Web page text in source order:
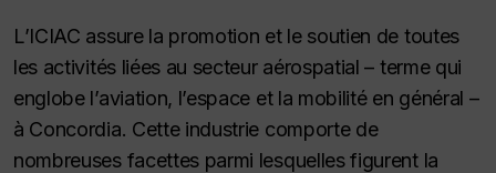
L’ICIAC assure la promotion et le soutien de toutes
les activités liées au secteur aérospatial – terme qui
englobe l’aviation, l’espace et la mobilité en général –
à Concordia. Cette industrie comporte de
nombreuses facettes parmi lesquelles figurent la